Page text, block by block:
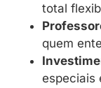
total
quem
especiais